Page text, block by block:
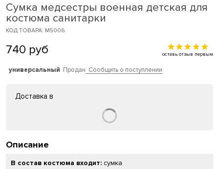
Сумка медсестры военная детская для
костюма санитарки
КОД ТОВАРА: M5006
740 руб оставь отзыв первым
универсальный Продан Сообщить о поступлении
Доставка в
Описание
В состав костюма входит: сумка